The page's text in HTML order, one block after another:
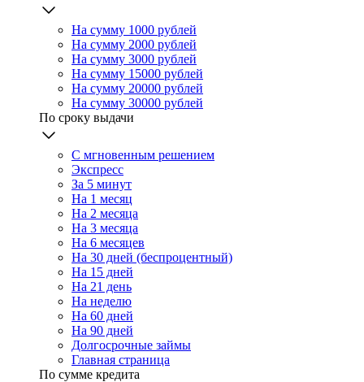
На сумму 1000 рублей
На сумму 2000 рублей
На сумму 3000 рублей
На сумму 15000 рублей
На сумму 20000 рублей
На сумму 30000 рублей
По сроку выдачи
С мгновенным решением
Экспресс
За 5 минут
На 1 месяц
На 2 месяца
На 3 месяца
На 6 месяцев
На 30 дней (беспроцентный)
На 15 дней
На 21 день
На неделю
На 60 дней
На 90 дней
Долгосрочные займы
Главная страница
По сумме кредита